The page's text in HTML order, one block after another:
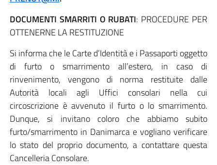
DOCUMENTI SMARRITI O RUBATI: PROCEDURE PER
OTTENERNE LA RESTITUZIONE
Si informa che le Carte d’Identità e i Passaporti oggetto
di furto o smarrimento all’estero, in caso di
rinvenimento, vengono di norma restituite dalle
Autorità locali agli Uffici consolari nella cui
circoscrizione è avvenuto il furto o lo smarrimento.
Dunque, si invitano coloro che abbiamo subito
furto/smarrimento in Danimarca e vogliano verificare
lo stato del proprio documento, a contattare questa
Cancelleria Consolare.